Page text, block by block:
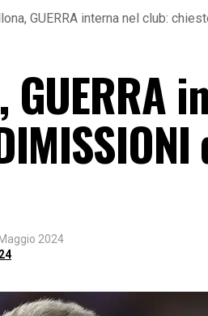
GUERRA interna nel club:
2024